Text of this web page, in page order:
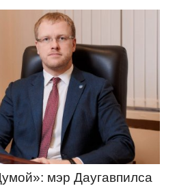
мэр Даугавпилса